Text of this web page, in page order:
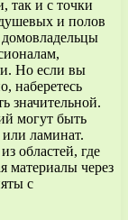
так и с точки
и полов
Но если вы
наберетесь
значительной.
могут быть
ламинат.
областей, где
материалы через
с